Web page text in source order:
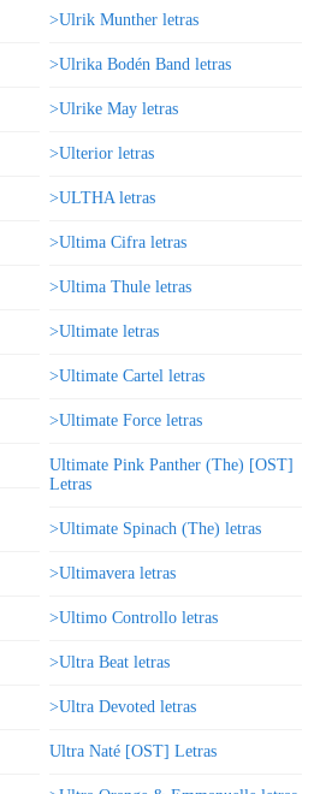
>Ulrik Munther letras
>Ulrika Bodén Band letras
>Ulrike May letras
>Ulterior letras
>ULTHA letras
>Ultima Cifra letras
>Ultima Thule letras
>Ultimate letras
>Ultimate Cartel letras
>Ultimate Force letras
Ultimate Pink Panther (The) [OST]
Letras
>Ultimate Spinach (The) letras
>Ultimavera letras
>Ultimo Controllo letras
>Ultra Beat letras
>Ultra Devoted letras
Ultra Naté [OST] Letras